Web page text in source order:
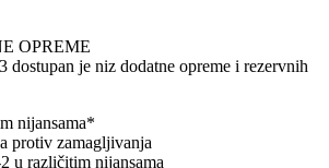
OPREME
je niz dodatne opreme i rezervnih
nijansama*
zamagljivanja
u različitim nijansama